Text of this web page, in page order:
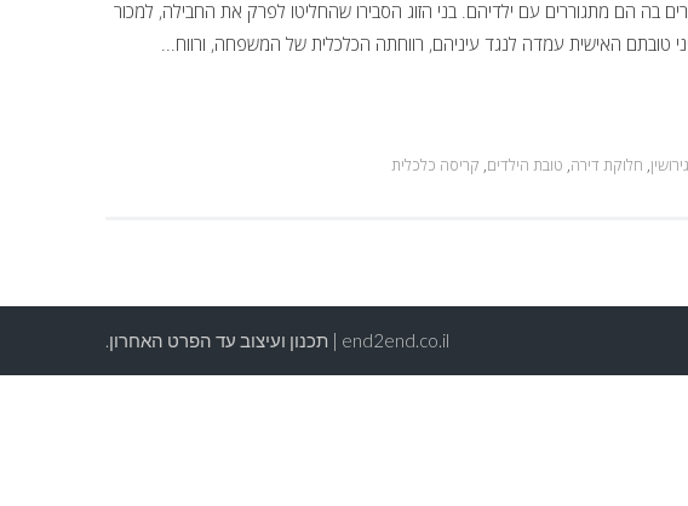
בה הם מתגוררים עם ילדיהם. בני הזוג הסבירו שהחליטו לפרק את החבילה, למכור
טובתם האישית עמדה לנגד עיניהם, רווחתה הכלכלית של המשפחה, ורווח...
, חלוקת דירה, טובת הילדים, קריסה כלכלית
end2end.co.il | תכנון ועיצוב עד הפרט האחרון.